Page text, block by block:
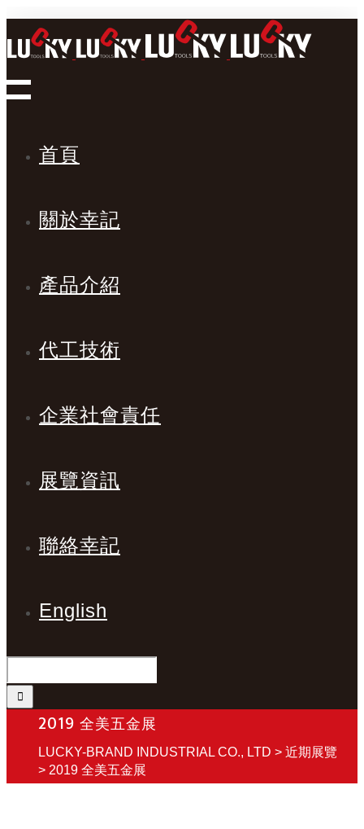
首頁
關於幸記
產品介紹
代工技術
企業社會責任
展覽資訊
聯絡幸記
English
2019 全美五金展
LUCKY-BRAND INDUSTRIAL CO., LTD > 近期展覽
> 2019 全美五金展